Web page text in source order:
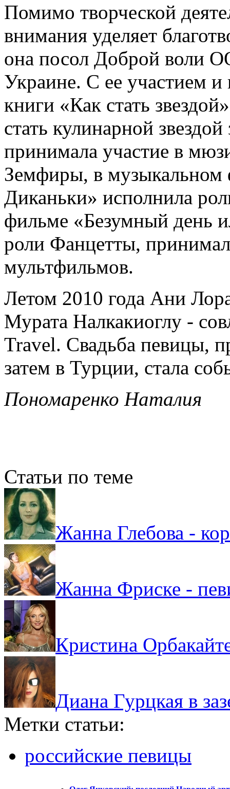
Помимо творческой
внимания уделяет
она посол Доброй
Украине. С ее участием
книги «Как стать
стать кулинарной
принимала участие в
Земфиры, в музыкальном
Диканьки» исполнила
фильме «Безумный день
роли Фанцетты,
мультфильмов.
Летом 2010 года Ани
Мурата Налкакиоглу -
Travel. Свадьба певицы,
затем в Турции, стала
Пономаренко Наталия
Статьи по теме
Жанна Глебова -
Жанна Фриске -
Кристина
Диана Гурцкая в
Метки статьи:
российские певицы